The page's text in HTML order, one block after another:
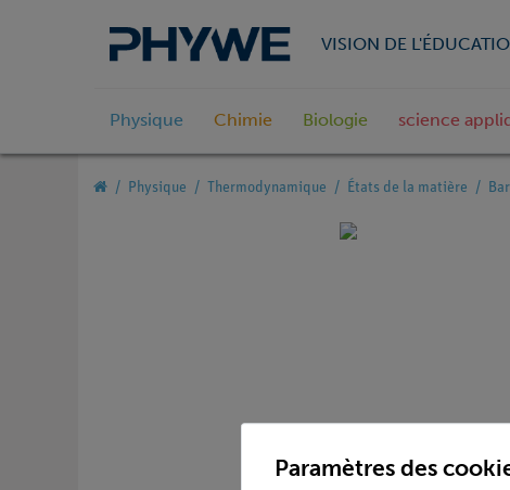
VISION DE
Physique Chimie Biologie science
Physique Thermodynamique États de la matière
Paramètres des